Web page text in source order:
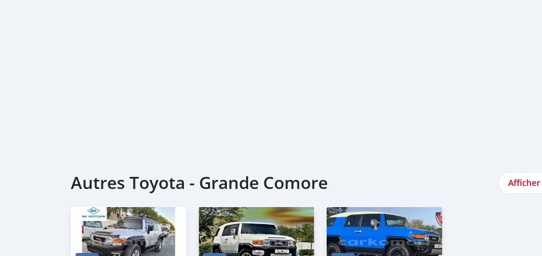
Autres Toyota - Grande Comore